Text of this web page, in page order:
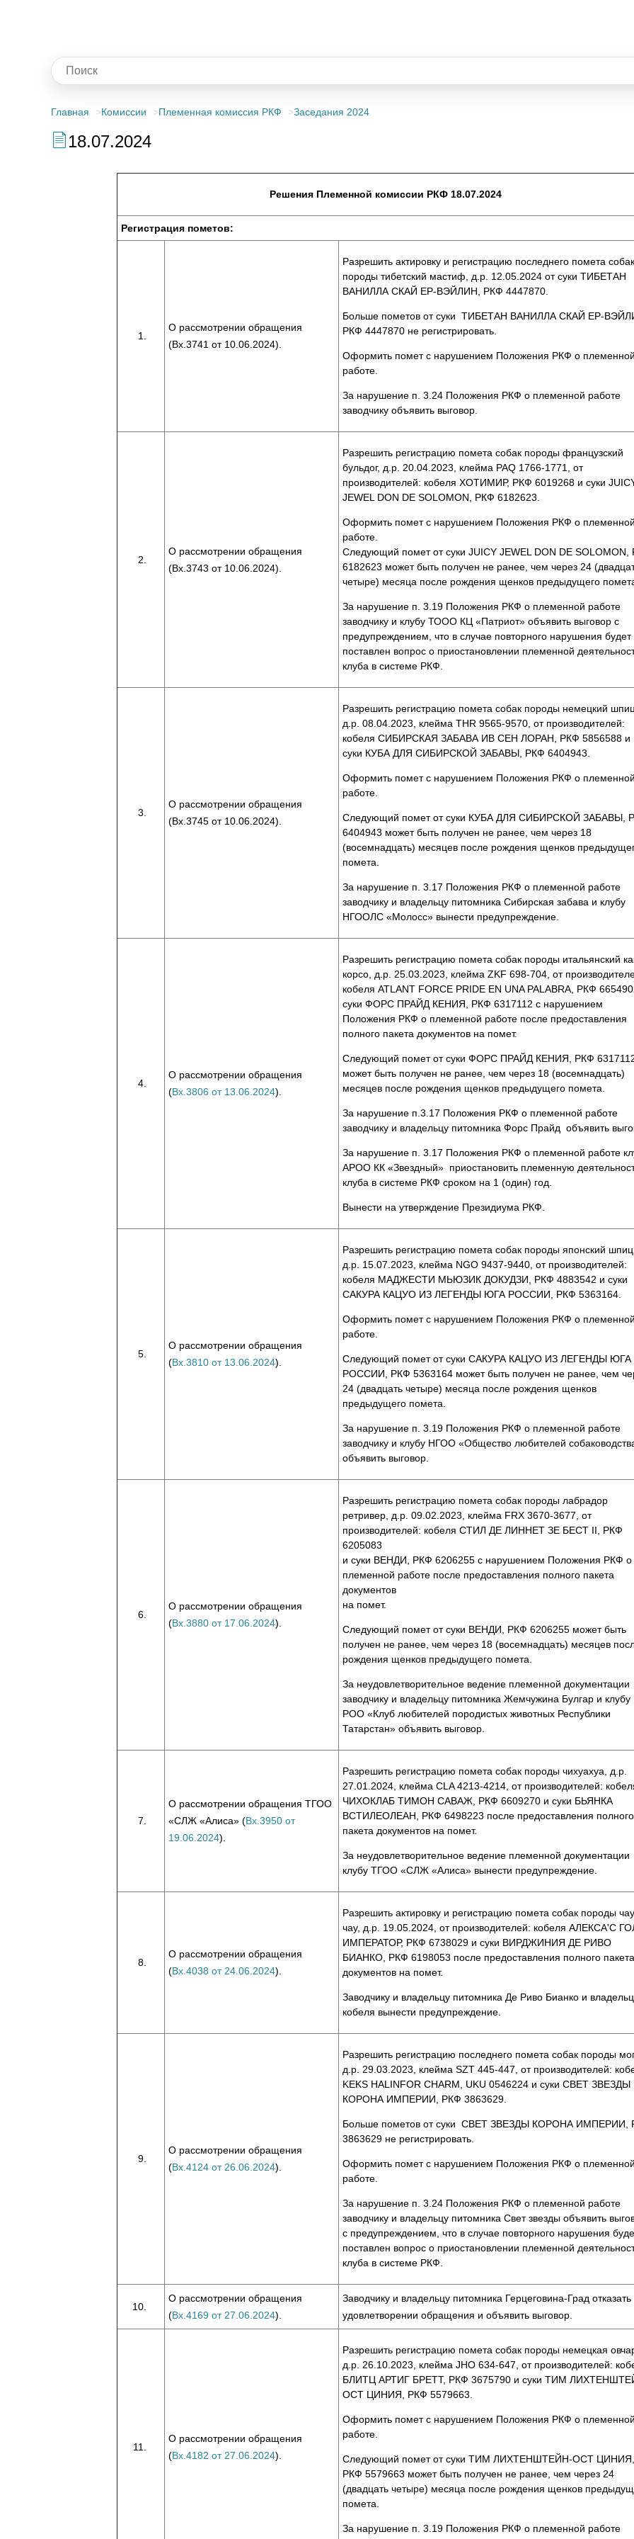
Главная Комиссии Племенная комиссия РКФ Заседания 2024
18.07.2024
Решения Племенной комиссии РКФ 18.07.2024
Регистрация пометов:
О рассмотрении обращения
(Вх.3741 от 10.06.2024).
Разрешить актировку и регистрацию последнего помета собак
породы тибетский мастиф, д.р. 12.05.2024 от суки ТИБЕТАН
ВАНИЛЛА СКАЙ ЕР-ВЭЙЛИН, РКФ 4447870.
Больше пометов от суки ТИБЕТАН ВАНИЛЛА СКАЙ ЕР-
РКФ 4447870 не регистрировать.
Оформить помет с нарушением Положения РКФ о племенной
работе.
За нарушение п. 3.24 Положения РКФ о племенной работе
заводчику объявить выговор.
О рассмотрении обращения
(Вх.3743 от 10.06.2024).
Разрешить регистрацию помета собак породы французский
бульдог, д.р. 20.04.2023, клейма PAQ 1766-1771, от
производителей: кобеля ХОТИМИР, РКФ 6019268 и суки
JEWEL DON DE SOLOMON, РКФ 6182623.
Оформить помет с нарушением Положения РКФ о племенной
работе.
Следующий помет от суки JUICY JEWEL DON DE SOLOMON,
6182623 может быть получен не ранее, чем через 24
четыре) месяца после рождения щенков предыдущего
За нарушение п. 3.19 Положения РКФ о племенной работе
заводчику и клубу ТООО КЦ «Патриот» объявить выговор с
предупреждением, что в случае повторного нарушения будет
поставлен вопрос о приостановлении племенной
клуба в системе РКФ.
О рассмотрении обращения
(Вх.3745 от 10.06.2024).
Разрешить регистрацию помета собак породы немецкий шпиц,
д.р. 08.04.2023, клейма THR 9565-9570, от производителей:
кобеля СИБИРСКАЯ ЗАБАВА ИВ СЕН ЛОРАН, РКФ 5856588 и
суки КУБА ДЛЯ СИБИРСКОЙ ЗАБАВЫ, РКФ 6404943.
Оформить помет с нарушением Положения РКФ о племенной
работе.
Следующий помет от суки КУБА ДЛЯ СИБИРСКОЙ ЗАБАВЫ,
6404943 может быть получен не ранее, чем через 18
(восемнадцать) месяцев после рождения щенков
помета.
За нарушение п. 3.17 Положения РКФ о племенной работе
заводчику и владельцу питомника Сибирская забава и клубу
НГООЛС «Молосс» вынести предупреждение.
О рассмотрении обращения
(Вх.3806 от 13.06.2024).
Разрешить регистрацию помета собак породы итальянский
корсо, д.р. 25.03.2023, клейма ZKF 698-704, от
кобеля ATLANT FORCE PRIDE EN UNA PALABRA, РКФ
суки ФОРС ПРАЙД КЕНИЯ, РКФ 6317112 с нарушением
Положения РКФ о племенной работе после предоставления
полного пакета документов на помет.
Следующий помет от суки ФОРС ПРАЙД КЕНИЯ, РКФ
может быть получен не ранее, чем через 18 (восемнадцать)
месяцев после рождения щенков предыдущего помета.
За нарушение п.3.17 Положения РКФ о племенной работе
заводчику и владельцу питомника Форс Прайд объявить
За нарушение п. 3.17 Положения РКФ о племенной работе
АРОО КК «Звездный» приостановить племенную
клуба в системе РКФ сроком на 1 (один) год.
Вынести на утверждение Президиума РКФ.
О рассмотрении обращения
(Вх.3810 от 13.06.2024).
Разрешить регистрацию помета собак породы японский шпиц,
д.р. 15.07.2023, клейма NGO 9437-9440, от производителей:
кобеля МАДЖЕСТИ МЬЮЗИК ДОКУДЗИ, РКФ 4883542 и суки
САКУРА КАЦУО ИЗ ЛЕГЕНДЫ ЮГА РОССИИ, РКФ 5363164.
Оформить помет с нарушением Положения РКФ о племенной
работе.
Следующий помет от суки САКУРА КАЦУО ИЗ ЛЕГЕНДЫ ЮГА
РОССИИ, РКФ 5363164 может быть получен не ранее, чем
24 (двадцать четыре) месяца после рождения щенков
предыдущего помета.
За нарушение п. 3.19 Положения РКФ о племенной работе
заводчику и клубу НГОО «Общество любителей
объявить выговор.
О рассмотрении обращения
(Вх.3880 от 17.06.2024).
Разрешить регистрацию помета собак породы лабрадор
ретривер, д.р. 09.02.2023, клейма FRX 3670-3677, от
производителей: кобеля СТИЛ ДЕ ЛИННЕТ ЗЕ БЕСТ II, РКФ
6205083
и суки ВЕНДИ, РКФ 6206255 с нарушением Положения РКФ о
племенной работе после предоставления полного пакета
документов
на помет.
Следующий помет от суки ВЕНДИ, РКФ 6206255 может быть
получен не ранее, чем через 18 (восемнадцать) месяцев
рождения щенков предыдущего помета.
За неудовлетворительное ведение племенной документации
заводчику и владельцу питомника Жемчужина Булгар и клубу
РОО «Клуб любителей породистых животных Республики
Татарстан» объявить выговор.
О рассмотрении обращения ТГОО
«СЛЖ «Алиса» (Вх.3950 от
19.06.2024).
Разрешить регистрацию помета собак породы чихуахуа, д.р.
27.01.2024, клейма CLA 4213-4214, от производителей:
ЧИХОКЛАБ ТИМОН САВАЖ, РКФ 6609270 и суки БЬЯНКА
ВСТИЛЕОЛЕАН, РКФ 6498223 после предоставления полного
пакета документов на помет.
За неудовлетворительное ведение племенной документации
клубу ТГОО «СЛЖ «Алиса» вынести предупреждение.
О рассмотрении обращения
(Вх.4038 от 24.06.2024).
Разрешить актировку и регистрацию помета собак породы чау
чау, д.р. 19.05.2024, от производителей: кобеля АЛЕКСА'С
ИМПЕРАТОР, РКФ 6738029 и суки ВИРДЖИНИЯ ДЕ РИВО
БИАНКО, РКФ 6198053 после предоставления полного пакета
документов на помет.
Заводчику и владельцу питомника Де Риво Бианко и
кобеля вынести предупреждение.
О рассмотрении обращения
(Вх.4124 от 26.06.2024).
Разрешить регистрацию последнего помета собак породы
д.р. 29.03.2023, клейма SZT 445-447, от производителей:
KEKS HALINFOR CHARM, UKU 0546224 и суки СВЕТ ЗВЕЗДЫ
КОРОНА ИМПЕРИИ, РКФ 3863629.
Больше пометов от суки СВЕТ ЗВЕЗДЫ КОРОНА ИМПЕРИИ,
3863629 не регистрировать.
Оформить помет с нарушением Положения РКФ о племенной
работе.
За нарушение п. 3.24 Положения РКФ о племенной работе
заводчику и владельцу питомника Свет звезды объявить
с предупреждением, что в случае повторного нарушения
поставлен вопрос о приостановлении племенной
клуба в системе РКФ.
О рассмотрении обращения
(Вх.4169 от 27.06.2024).
Заводчику и владельцу питомника Герцеговина-Град отказать
удовлетворении обращения и объявить выговор.
О рассмотрении обращения
(Вх.4182 от 27.06.2024).
Разрешить регистрацию помета собак породы немецкая
д.р. 26.10.2023, клейма JHO 634-647, от производителей:
БЛИТЦ АРТИГ БРЕТТ, РКФ 3675790 и суки ТИМ
ОСТ ЦИНИЯ, РКФ 5579663.
Оформить помет с нарушением Положения РКФ о племенной
работе.
Следующий помет от суки ТИМ ЛИХТЕНШТЕЙН-ОСТ ЦИНИЯ,
РКФ 5579663 может быть получен не ранее, чем через 24
(двадцать четыре) месяца после рождения щенков
помета.
За нарушение п. 3.19 Положения РКФ о племенной работе